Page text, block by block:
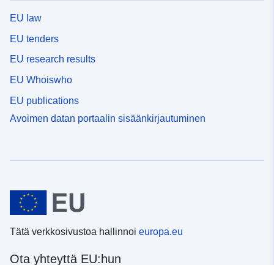
EU law
EU tenders
EU research results
EU Whoiswho
EU publications
Avoimen datan portaalin sisäänkirjautuminen
Tätä verkkosivustoa hallinnoi europa.eu
Ota yhteyttä EU:hun